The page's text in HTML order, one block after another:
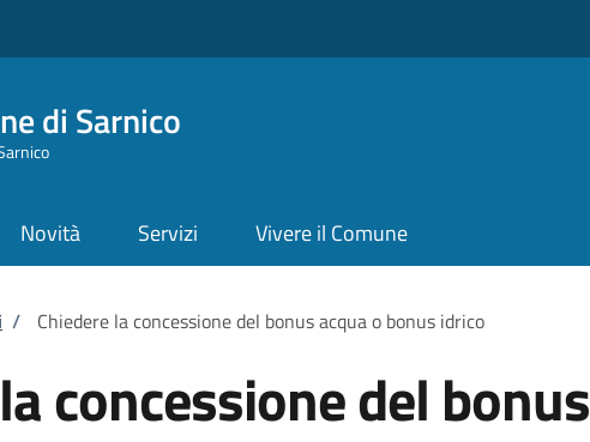
di Sarnico
Novità Servizi Vivere il Comune
pane
/ Chiedere la concessione del bonus acqua o bonus idrico
concessione del bonus